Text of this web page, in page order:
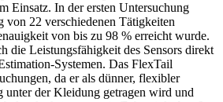
Einsatz. In der ersten Untersuchung
22 verschiedenen Tätigkeiten
von bis zu 98 % erreicht wurde.
die Leistungsfähigkeit des Sensors direkt
Systemen. Das FlexTail
da er als dünner, flexibler
unter der Kleidung getragen wird und